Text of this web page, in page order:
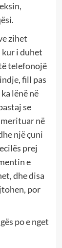
zihet
i duhet
telefonojë
fill pas
lënë në
se
në
një çuni
prej
e
dhe disa
por
po e nget